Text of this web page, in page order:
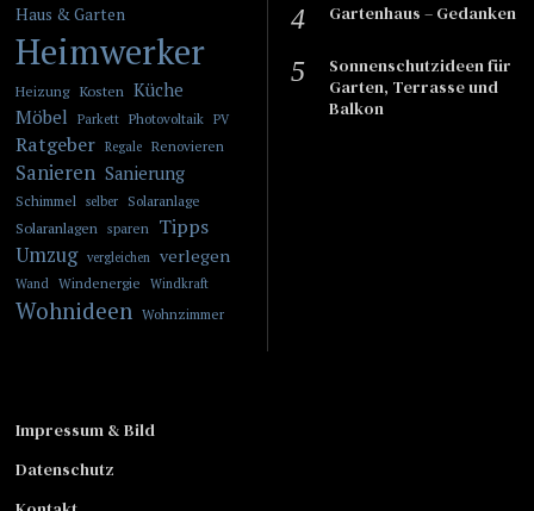
Haus & Garten
Heimwerker
Heizung Kosten Küche
Möbel Parkett Photovoltaik PV
Ratgeber Regale Renovieren
Sanieren Sanierung
Schimmel selber Solaranlage
Solaranlagen sparen Tipps
Umzug vergleichen verlegen
Wand Windenergie Windkraft
Wohnideen Wohnzimmer
Gartenhaus – Gedanken
Sonnenschutzideen für
Garten, Terrasse und
Balkon
Impressum & Bild
Datenschutz